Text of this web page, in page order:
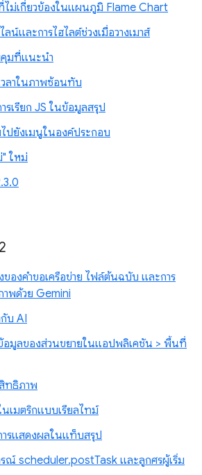
ไม่เกี่ยวข้องในแผนภูมิ Flame Chart
น์และการไฮไลต์ช่วงเมื่อวางเมาส์
คุมที่แนะนำ
วลาในภาพซ้อนทับ
รเรียก JS ในข้อมูลสรุป
ไปยังเมนูในองค์ประกอบ
ใหม่
องคำขอเครือข่าย ไฟล์ต้นฉบับ และการ
พด้วย Gemini
บ AI
อมูลของส่วนขยายในแอปพลิเคชัน > พื้นที่
ทธิภาพ
นเมตริกแบบเรียลไทม์
รแสดงผลในแท็บสรุป
รณ์ scheduler.postTask และลูกศรผู้เริ่ม